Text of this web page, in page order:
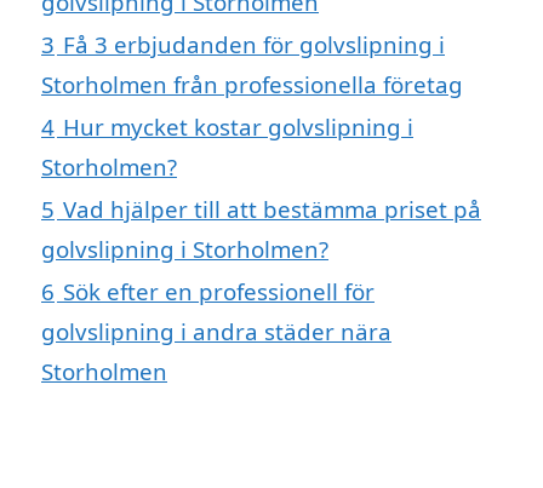
3 Få 3 erbjudanden för golvslipning i
Storholmen från professionella företag
4 Hur mycket kostar golvslipning i
Storholmen?
5 Vad hjälper till att bestämma priset på
golvslipning i Storholmen?
6 Sök efter en professionell för
golvslipning i andra städer nära
Storholmen